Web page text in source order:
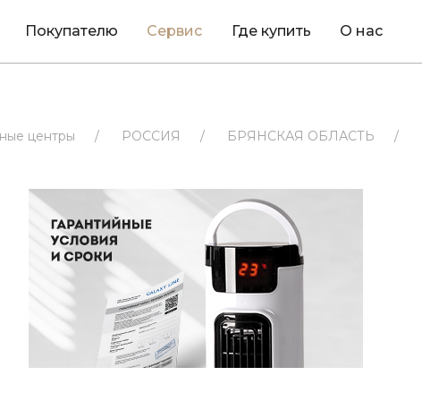
Покупателю Сервис Где купить О нас
центры / РОССИЯ / БРЯНСКАЯ ОБЛАСТЬ /